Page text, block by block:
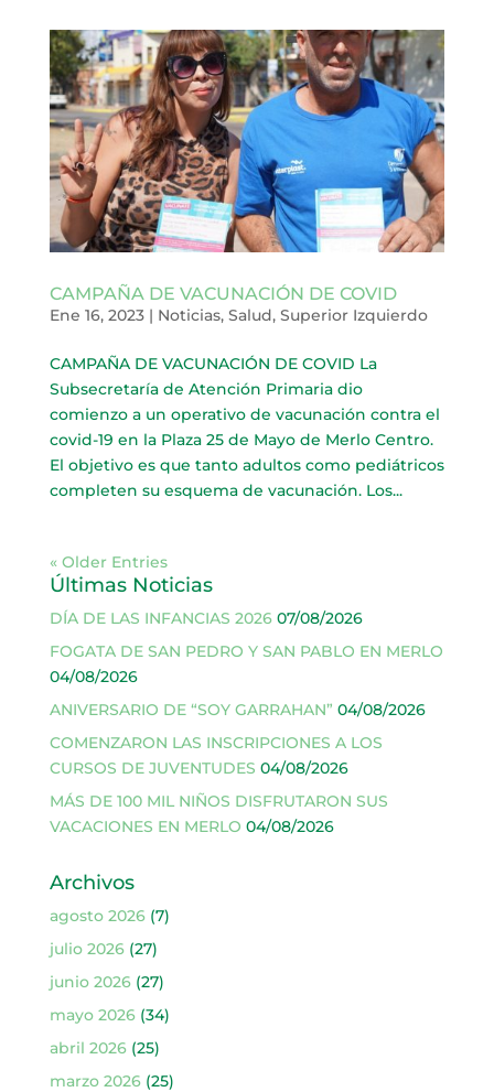
CAMPAÑA DE VACUNACIÓN DE COVID
Ene 16, 2023| Noticias, Salud, Superior Izquierdo
CAMPAÑA DE VACUNACIÓN DE COVID La
Subsecretaría de Atención Primaria dio
comienzo a un operativo de vacunación contra el
covid-19 en la Plaza 25 de Mayo de Merlo Centro.
El objetivo es que tanto adultos como pediátricos
completen su esquema de vacunación. Los...
« Older Entries
Últimas Noticias
DÍA DE LAS INFANCIAS 2026 07/08/2026
FOGATA DE SAN PEDRO Y SAN PABLO EN MERLO
04/08/2026
ANIVERSARIO DE “SOY GARRAHAN” 04/08/2026
COMENZARON LAS INSCRIPCIONES A LOS
CURSOS DE JUVENTUDES 04/08/2026
MÁS DE 100 MIL NIÑOS DISFRUTARON SUS
VACACIONES EN MERLO 04/08/2026
Archivos
agosto 2026(7)
julio 2026(27)
junio 2026(27)
mayo 2026(34)
abril 2026(25)
marzo 2026(25)